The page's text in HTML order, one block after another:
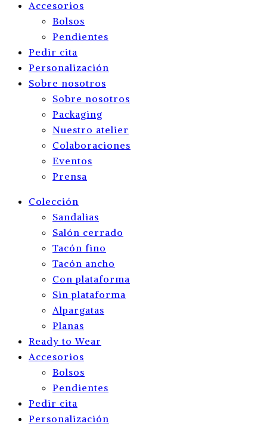
Accesorios
Bolsos
Pendientes
Pedir cita
Personalización
Sobre nosotros
Sobre nosotros
Packaging
Nuestro atelier
Colaboraciones
Eventos
Prensa
Colección
Sandalias
Salón cerrado
Tacón fino
Tacón ancho
Con plataforma
Sin plataforma
Alpargatas
Planas
Ready to Wear
Accesorios
Bolsos
Pendientes
Pedir cita
Personalización